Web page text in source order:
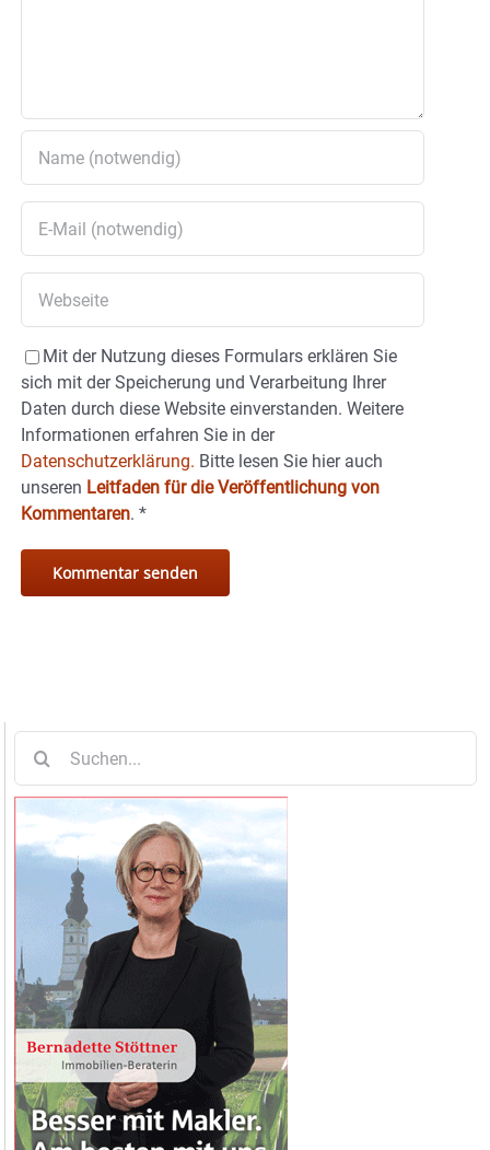
Mit der Nutzung dieses Formulars erklären Sie
sich mit der Speicherung und Verarbeitung Ihrer
Daten durch diese Website einverstanden. Weitere
Informationen erfahren Sie in der
Datenschutzerklärung. Bitte lesen Sie hier auch
unseren Leitfaden für die Veröffentlichung von
Kommentaren. *
nach: